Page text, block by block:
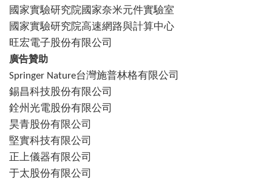
國家實驗研究院國家奈米元件實驗室
國家實驗研究院高速網路與計算中心
旺宏電子股份有限公司
廣告贊助
Springer Nature台灣施普林格有限公司
錫昌科技股份有限公司
銓州光電股份有限公司
昊青股份有限公司
堅實科技有限公司
正上儀器有限公司
于太股份有限公司